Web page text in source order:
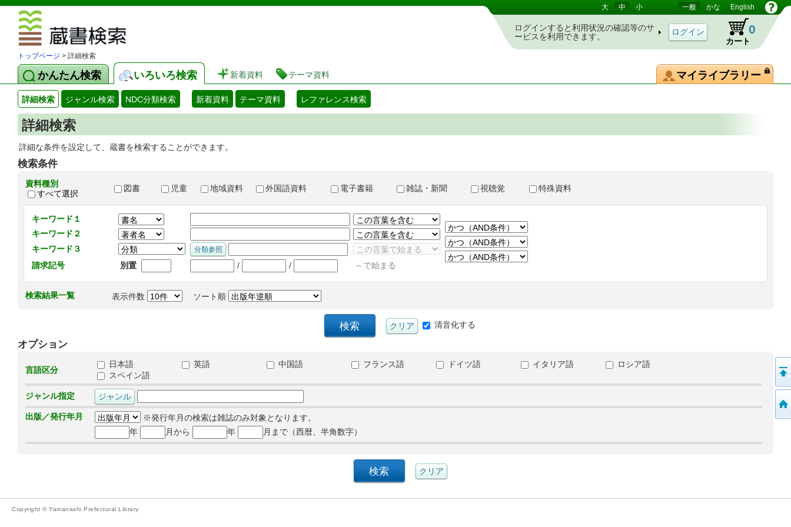
大 中 小 一般 かな English
ログインすると利用状況の確認等のサ
ービスを利用できます。
カート
0
トップページ > 詳細検索
かんたん検索 いろいろ検索 新着資料 テーマ資料 マイライブラリー
詳細検索 ジャンル検索 NDC分類検索 新着資料 テーマ資料 レファレンス検索
詳細検索
詳細な条件を設定して、蔵書を検索することができます。
検索条件
資料種別
すべて選択
図書 児童 地域資料 外国語資料 電子書籍 雑誌・新聞 視聴覚 特殊資料
キーワード１
キーワード２
キーワード３
請求記号
別置 / / ～で始まる
検索結果一覧 表示件数 ソート順
清音化する
オプション
言語区分
日本語 英語 中国語 フランス語 ドイツ語 イタリア語
ロシア語
スペイン語
ジャンル指定
出版／発行年月
※発行年月の検索は雑誌のみ対象となります。
年
月から 年 月まで（西暦、半角数字）
Copyright © Yamanashi Prefectural Library